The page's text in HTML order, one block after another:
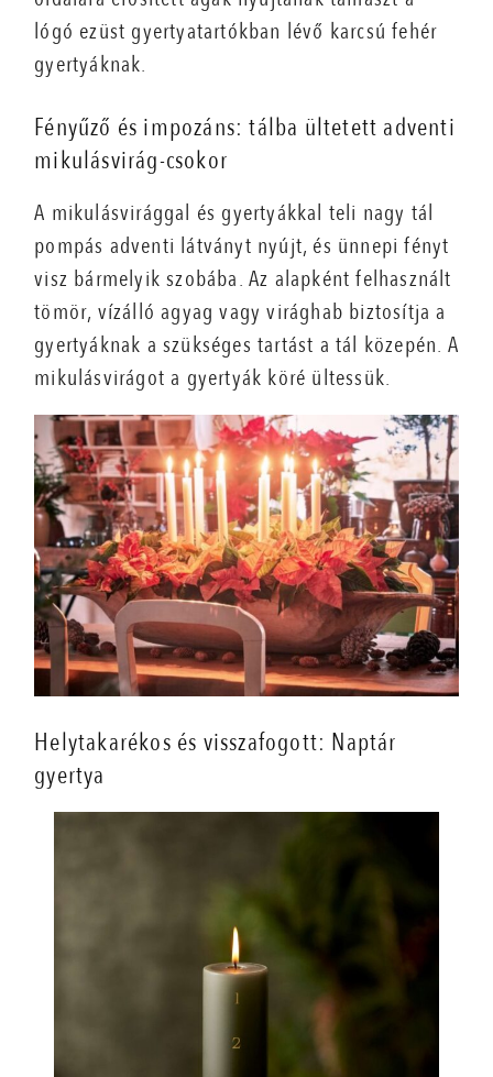
lógó ezüst gyertyatartókban lévő karcsú fehér
gyertyáknak.
Fényűző és impozáns: tálba ültetett adventi
mikulásvirág-csokor
A mikulásvirággal és gyertyákkal teli nagy tál
pompás adventi látványt nyújt, és ünnepi fényt
visz bármelyik szobába. Az alapként felhasznált
tömör, vízálló agyag vagy virághab biztosítja a
gyertyáknak a szükséges tartást a tál közepén. A
mikulásvirágot a gyertyák köré ültessük.
Helytakarékos és visszafogott: Naptár
gyertya